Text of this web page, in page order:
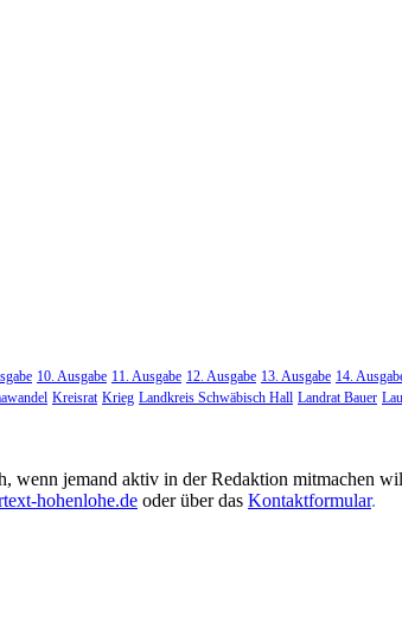
10. Ausgabe 11. Ausgabe 12. Ausgabe 13. Ausgabe 14.
Kreisrat Krieg Landkreis Schwäbisch Hall Landrat Bauer
wenn jemand aktiv in der Redaktion mitmachen
hohenlohe.de oder über das Kontaktformular.